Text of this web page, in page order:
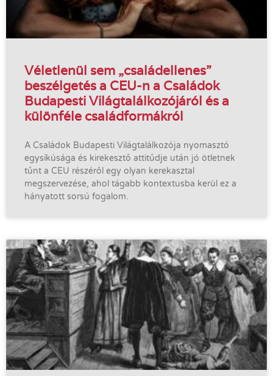
Véletlenül sem „családellenes”
beszélgetés a CEU-n a Családok
Budapesti Világtalálkozójáról és a
különféle családformákról
A Családok Budapesti Világtalálkozója nyomasztó
egysíkúsága és kirekesztő attitűdje után jó ötletnek
tűnt a CEU részéről egy olyan kerekasztal
megszervezése, ahol tágabb kontextusba kerül ez a
hányatott sorsú fogalom.